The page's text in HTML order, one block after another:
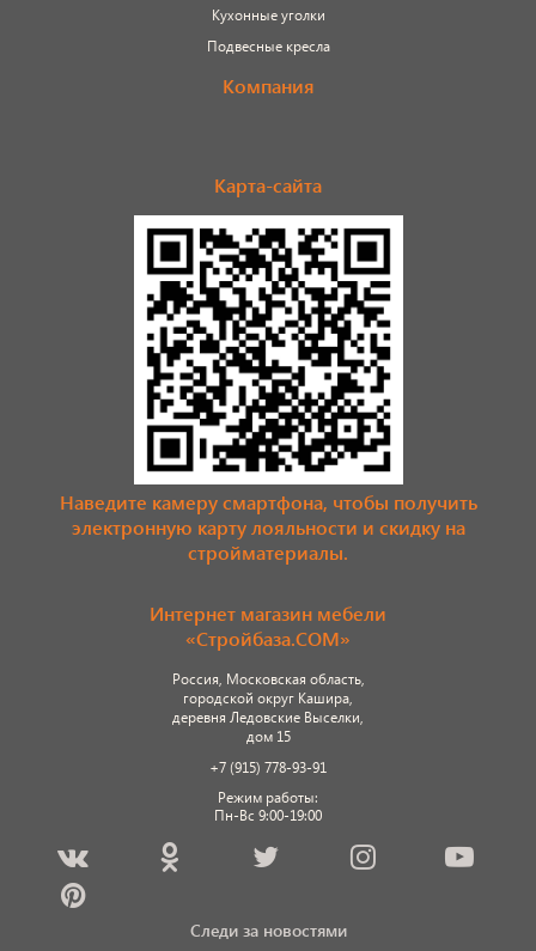
Кухонные уголки
Подвесные кресла
Компания
Карта-сайта
Наведите камеру смартфона, чтобы получить
электронную карту лояльности и скидку на
стройматериалы.
Интернет магазин мебели
«Стройбаза.COM»
Россия, Московская область,
городской округ Кашира,
деревня Ледовские Выселки,
дом 15
+7 (915) 778-93-91
Режим работы:
Пн-Вс 9:00-19:00
Следи за новостями